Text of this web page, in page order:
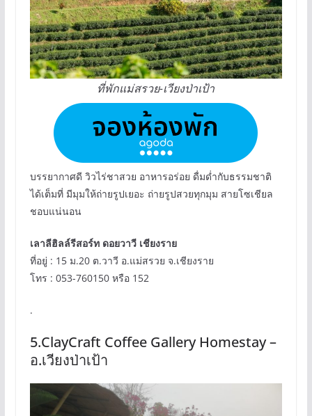
ที่พักแม่สรวย-เวียงป่าเป้า
บรรยากาศดี วิวไร่ชาสวย อาหารอร่อย ดื่มด่ำกับธรรมชาติ
ได้เต็มที่ มีมุมให้ถ่ายรูปเยอะ ถ่ายรูปสวยทุกมุม สายโซเชียล
ชอบแน่นอน
เลาลีฮิลล์รีสอร์ท ดอยวาวี เชียงราย
ที่อยู่ : 15 ม.20 ต.วาวี อ.แม่สรวย จ.เชียงราย
โทร : 053-760150 หรือ 152
.
5.ClayCraft Coffee Gallery Homestay –
อ.เวียงป่าเป้า